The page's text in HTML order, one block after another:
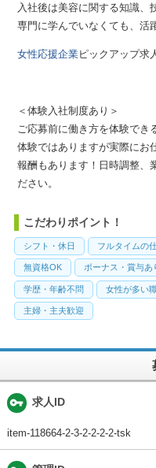
入社後は美容に関する知識、
専門に学んでいなくても、活
女性応援企業ピックアップ求
＜体験入社制度あり＞
ご応募前に働き方を体験でき
体験ではありますが実際にお
報酬もあります！日時調整、
ださい。
こだわりポイント！
シフト・休日 フルタイムの
無資格OK ボーナス・賞与あ
学歴・年齢不問 女性が多い
主婦・主夫歓迎
vpn_key 求人ID
item-118664-2-3-2-2-2-2-tsk